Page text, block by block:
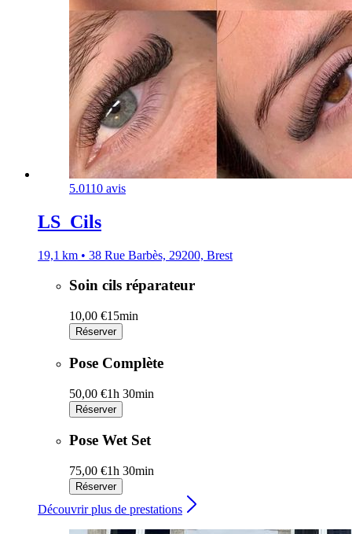
5.0110 avis
LS_Cils
19,1 km • 38 Rue Barbès, 29200, Brest
Soin cils réparateur
10,00 €15min
Réserver
Pose Complète
50,00 €1h 30min
Réserver
Pose Wet Set
75,00 €1h 30min
Réserver
Découvrir plus de prestations